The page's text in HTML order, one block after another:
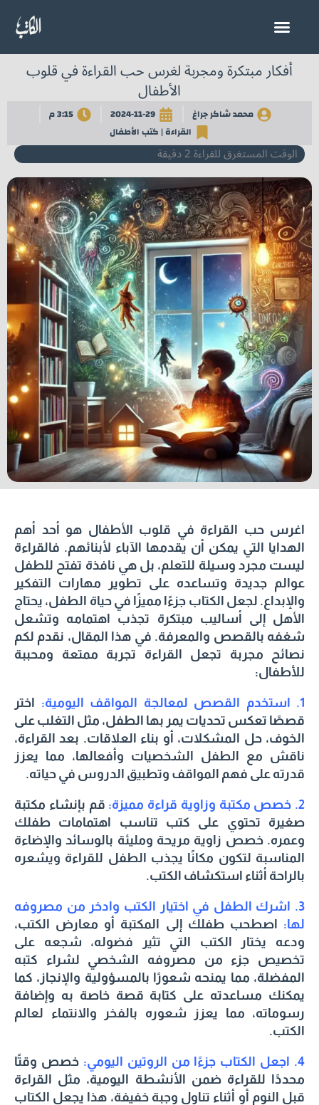
أفكار مبتكرة ومجربة لغرس حب القراءة في قلوب
الأطفال
محمد شاكر جراغ 2024-11-29
3:15 م
القراءة| كتب الأطفال
اغرس حب القراءة في قلوب الأطفال هو أحد أهم
الهدايا التي يمكن أن يقدمها الآباء لأبنائهم. فالقراءة
ليست مجرد وسيلة للتعلم، بل هي نافذة تفتح للطفل
عوالم جديدة وتساعده على تطوير مهارات التفكير
والإبداع. لجعل الكتاب جزءًا مميزًا في حياة الطفل، يحتاج
الأهل إلى أساليب مبتكرة تجذب اهتمامه وتشعل
شغفه بالقصص والمعرفة. في هذا المقال، نقدم لكم
نصائح مجربة تجعل القراءة تجربة ممتعة ومحببة
للأطفال:
1. استخدم القصص لمعالجة المواقف اليومية:
اختر
قصصًا تعكس تحديات يمر بها الطفل، مثل التغلب على
الخوف، حل المشكلات، أو بناء العلاقات. بعد القراءة،
ناقش مع الطفل الشخصيات وأفعالها، مما يعزز
قدرته على فهم المواقف وتطبيق الدروس في حياته.
2. خصص مكتبة وزاوية قراءة مميزة:
قم بإنشاء مكتبة
صغيرة تحتوي على كتب تناسب اهتمامات طفلك
وعمره. خصص زاوية مريحة ومليئة بالوسائد والإضاءة
المناسبة لتكون مكانًا يجذب الطفل للقراءة ويشعره
بالراحة أثناء استكشاف الكتب.
3. اشرك الطفل في اختيار الكتب وادخر من مصروفه
لها: اصطحب طفلك إلى المكتبة أو معارض الكتب،
ودعه يختار الكتب التي تثير فضوله، شجعه على
تخصيص جزء من مصروفه الشخصي لشراء كتبه
المفضلة، مما يمنحه شعورًا بالمسؤولية والإنجاز، كما
يمكنك مساعدته على كتابة قصة خاصة به وإضافة
رسوماته، مما يعزز شعوره بالفخر والانتماء لعالم
الكتب.
4. اجعل الكتاب جزءًا من الروتين اليومي:
خصص وقتًا
محددًا للقراءة ضمن الأنشطة اليومية، مثل القراءة
قبل النوم أو أثناء تناول وجبة خفيفة، هذا يجعل الكتاب